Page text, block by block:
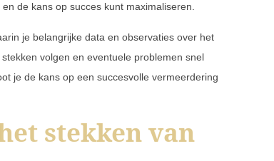
de kans op succes kunt maximaliseren.
je belangrijke data en observaties over het
volgen en eventuele problemen snel
je de kans op een succesvolle vermeerdering
stekken van